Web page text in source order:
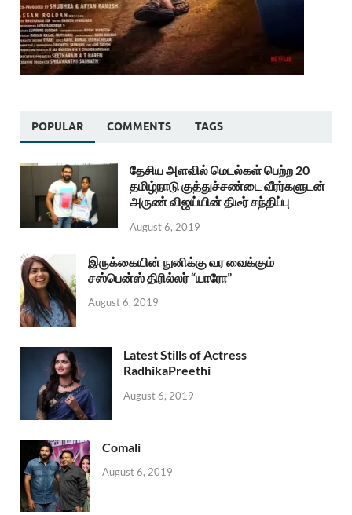
POPULAR COMMENTS TAGS
தேசிய அளவில் மெடல்கள் பெற்ற 20
தமிழ்நாடு குத்துச்சண்டை வீரர்களுடன்
அருண் விஜய்யின் திடீர் சந்திப்பு
August 6, 2019
இருக்கையின் நுனிக்கு வர வைக்கும்
சஸ்பென்ஸ் திரில்லர் “யாரோ”
August 6, 2019
Latest Stills of Actress
RadhikaPreethi
August 6, 2019
Comali
August 6, 2019